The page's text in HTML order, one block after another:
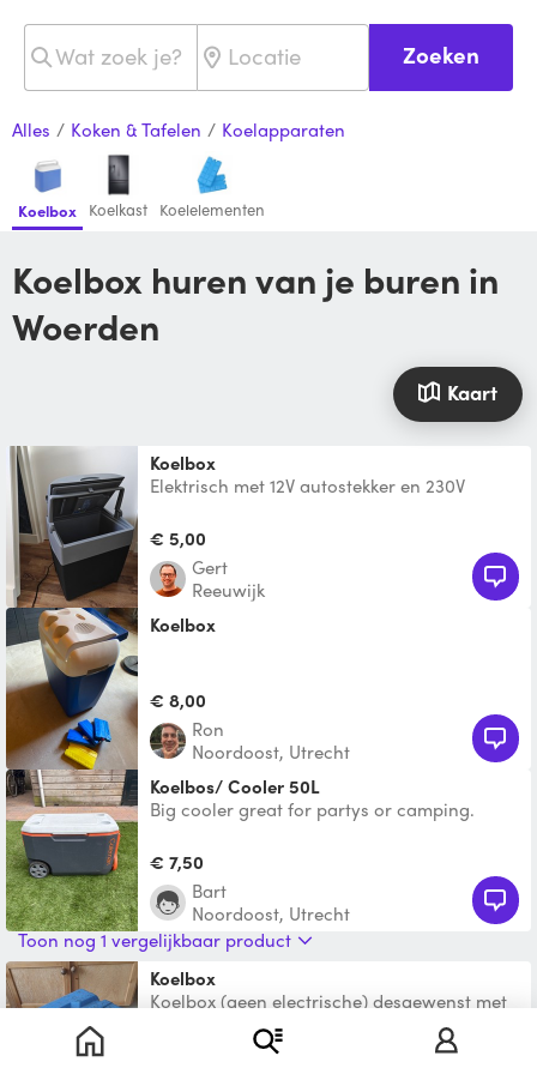
Zoeken
Alles / Koken & Tafelen / Koelapparaten
Koelbox Koelkast Koelelementen
Koelbox huren van je buren in
Woerden
Kaart
Koelbox
Elektrisch met 12V autostekker en 230V
6 flessen van 1,5
€ 5,00
Gert
Reeuwijk
Koelbox
€ 8,00
Ron
Noordoost, Utrecht
Koelbos/ Cooler 50L
Big cooler great for partys or camping.
€ 7,50
Bart
Noordoost, Utrecht
Toon nog 1 vergelijkbaar product
Koelbox
Koelbox (geen electrische) desgewenst met
koelelementen.